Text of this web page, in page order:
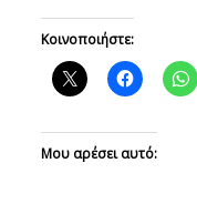
Κοινοποιήστε:
Μου αρέσει αυτό: